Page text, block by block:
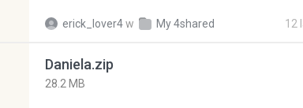
erick_lover4w My 4shared 12
Daniela.zip
28.2 MB